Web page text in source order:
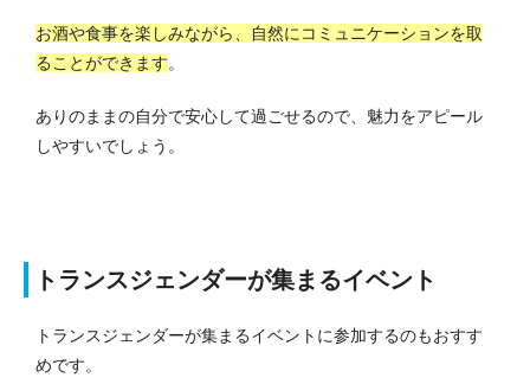
お酒や食事を楽しみながら、自然にコミュニケーションを取
ることができます。
ありのままの自分で安心して過ごせるので、魅力をアピール
しやすいでしょう。
トランスジェンダーが集まるイベント
トランスジェンダーが集まるイベントに参加するのもおすす
めです。